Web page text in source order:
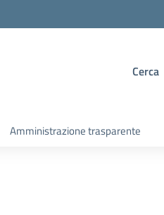
Cerca
Amministrazione trasparente